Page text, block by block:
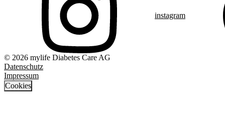
instagram
© 2026 mylife Diabetes Care AG
Datenschutz
Impressum
Cookies